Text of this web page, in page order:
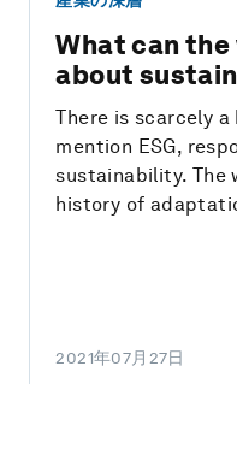
What can
about
There is scarcely
mention ESG,
sustainability. The
history of
2021年07月27日